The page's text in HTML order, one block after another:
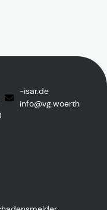
ed.rasi-
htreow.gv
@ofni